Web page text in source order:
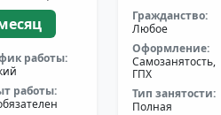
работы:
работы:
Гражданство:
Любое
Оформление:
Самозанятость,
ГПХ
Тип занятости:
Полная